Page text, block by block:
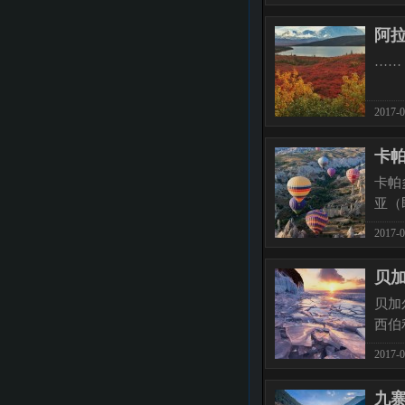
阿
……
2017-
卡
卡帕
亚（
2017-
贝
贝
西伯
2017-
九